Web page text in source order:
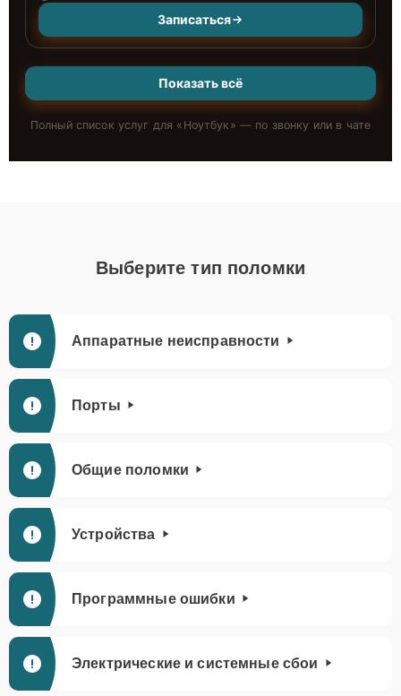
Записаться
Показать всё
Полный список услуг для « Ноутбук » — по звонку или в чате
Выберите тип поломки
Аппаратные неисправности
Порты
Общие поломки
Устройства
Программные ошибки
Электрические и системные сбои